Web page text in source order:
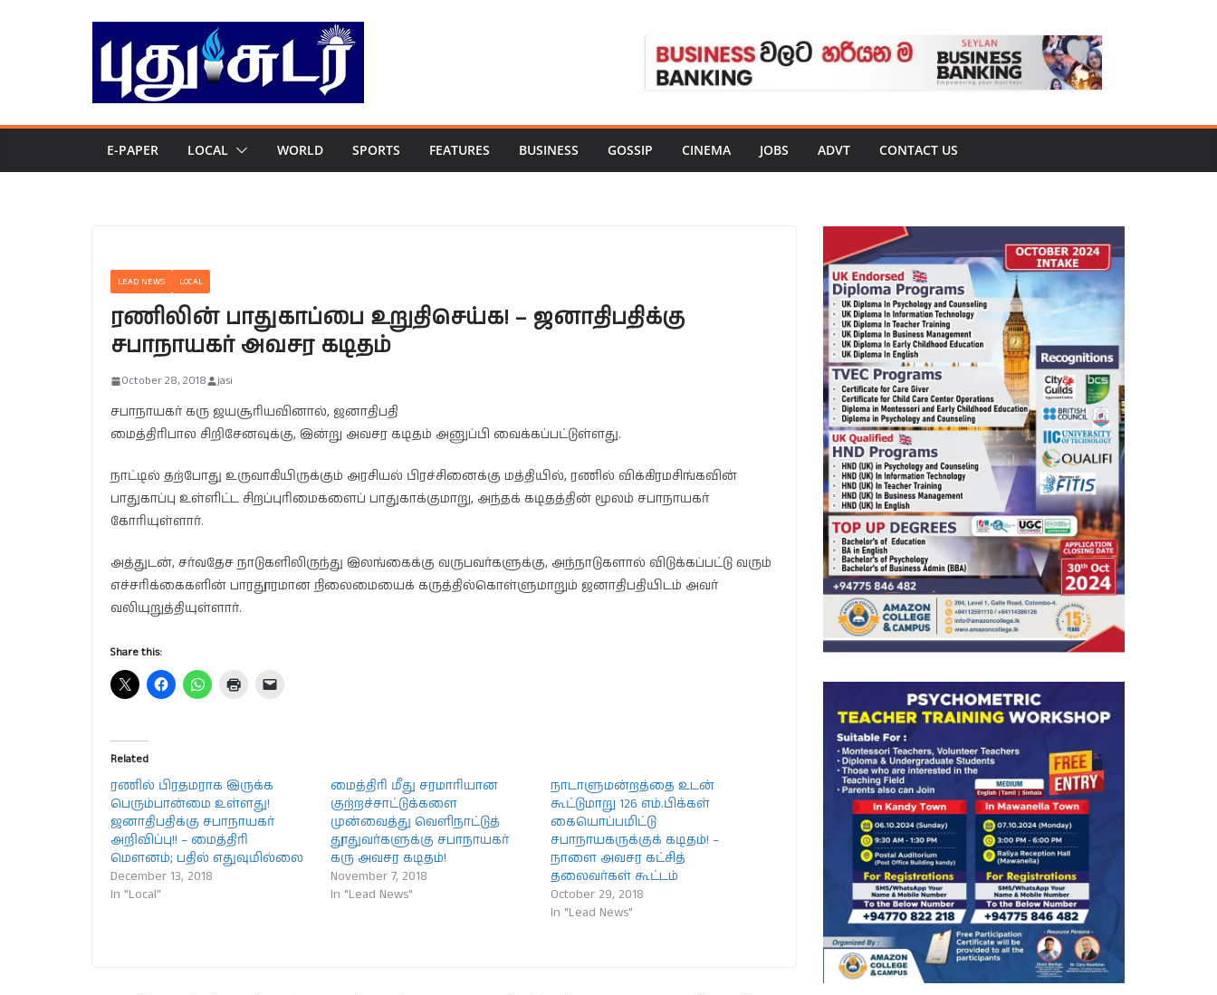
E-PAPER LOCAL WORLD SPORTS FEATURES BUSINESS GOSSIP CINEMA JOBS ADVT CONTACT US
LEAD NEWS LOCAL
ரணிலின் பாதுகாப்பை உறுதிசெய்க! – ஜனாதிபதிக்கு
சபாநாயகர் அவசர கடிதம்
October 28, 2018 jasi
சபாநாயகர் கரு ஜயசூரியவினால், ஜனாதிபதி
மைத்திரிபால சிறிசேனவுக்கு, இன்று அவசர கடிதம் அனுப்பி வைக்கப்பட்டுள்ளது.
நாட்டில் தற்போது உருவாகியிருக்கும் அரசியல் பிரச்சினைக்கு மத்தியில், ரணில் விக்கிரமசிங்கவின்
பாதுகாப்பு உள்ளிட்ட சிறப்புரிமைகளைப் பாதுகாக்குமாறு, அந்தக் கடிதத்தின் மூலம் சபாநாயகர்
கோரியுள்ளார்.
அத்துடன், சர்வதேச நாடுகளிலிருந்து இலங்கைக்கு வருபவர்களுக்கு, அந்நாடுகளால் விடுக்கப்பட்டு வரும்
எச்சரிக்கைகளின் பாரதூரமான நிலைமையைக் கருத்தில்கொள்ளுமாறும் ஜனாதிபதியிடம் அவர்
வலியுறுத்தியுள்ளார்.
Share this:
Related
ரணில் பிரதமராக இருக்க
பெரும்பான்மை உள்ளது!
ஜனாதிபதிக்கு சபாநாயகர்
அறிவிப்பு!! – மைத்திரி
மௌனம்; பதில் எதுவுமில்லை
December 13, 2018
In "Local"
மைத்திரி மீது சரமாரியான
குற்றச்சாட்டுக்களை
முன்வைத்து வெளிநாட்டுத்
தூதுவர்களுக்கு சபாநாயகர்
கரு அவசர கடிதம்!
November 7, 2018
In "Lead News"
நாடாளுமன்றத்தை உடன்
கூட்டுமாறு 126 எம்.பிக்கள்
கையொப்பமிட்டு
சபாநாயகருக்குக் கடிதம்! –
நாளை அவசர கட்சித்
தலைவர்கள் கூட்டம்
October 29, 2018
In "Lead News"